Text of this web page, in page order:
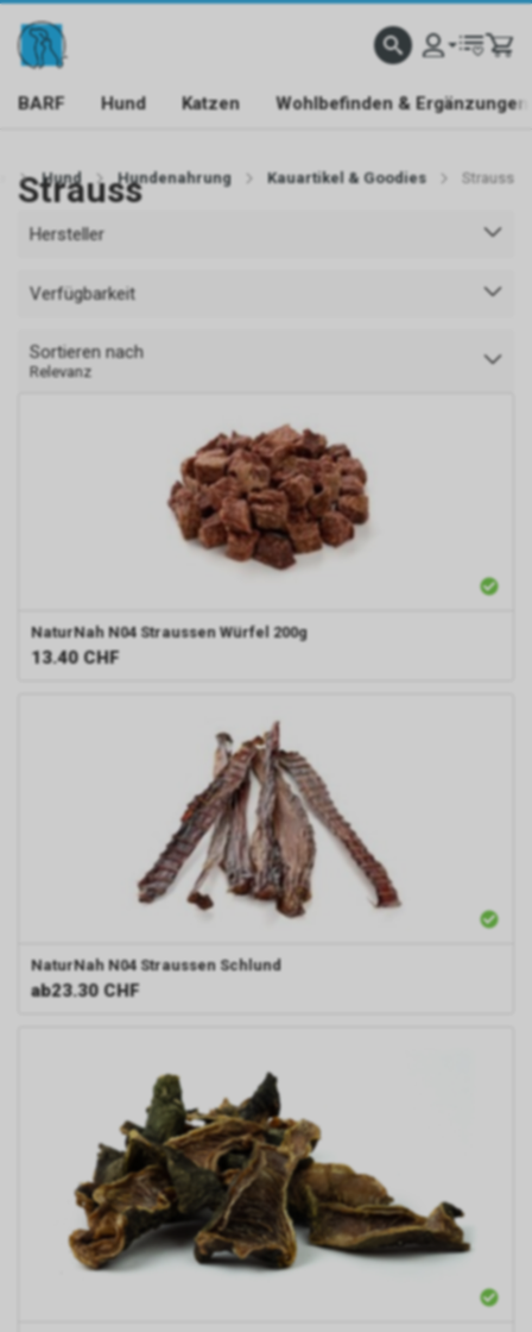
BARF Hund Katzen Wohlbefinden & Ergänzungen
Hund Hundenahrung Kauartikel & Goodies Strauss
Strauss
Hersteller
Verfügbarkeit
Sortieren nach
Relevanz
NaturNah N04 Straussen Würfel 200g
13.40 CHF
NaturNah N04 Straussen Schlund
ab23.30 CHF